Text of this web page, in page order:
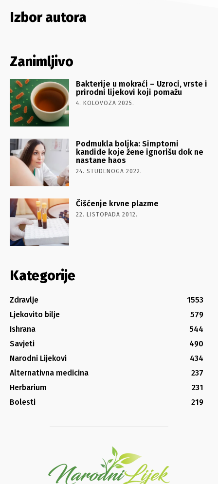
Izbor autora
Zanimljivo
Bakterije u mokraći – Uzroci, vrste i
prirodni lijekovi koji pomažu
4. KOLOVOZA 2025.
Podmukla boljka: Simptomi
kandide koje žene ignorišu dok ne
nastane haos
24. STUDENOGA 2022.
Čišćenje krvne plazme
22. LISTOPADA 2012.
Kategorije
Zdravlje
1553
Ljekovito bilje
579
Ishrana
544
Savjeti
490
Narodni Lijekovi
434
Alternativna medicina
237
Herbarium
231
Bolesti
219